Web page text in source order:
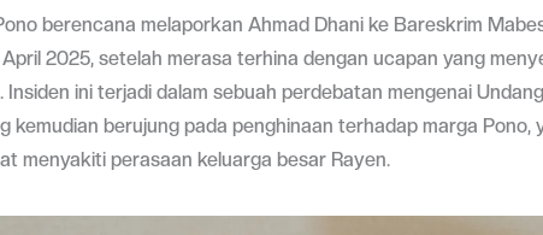
berencana melaporkan Ahmad Dhani ke Bareskrim
2025, setelah merasa terhina dengan ucapan yang
Insiden ini terjadi dalam sebuah perdebatan mengenai
kemudian berujung pada penghinaan terhadap marga Pono,
menyakiti perasaan keluarga besar Rayen.